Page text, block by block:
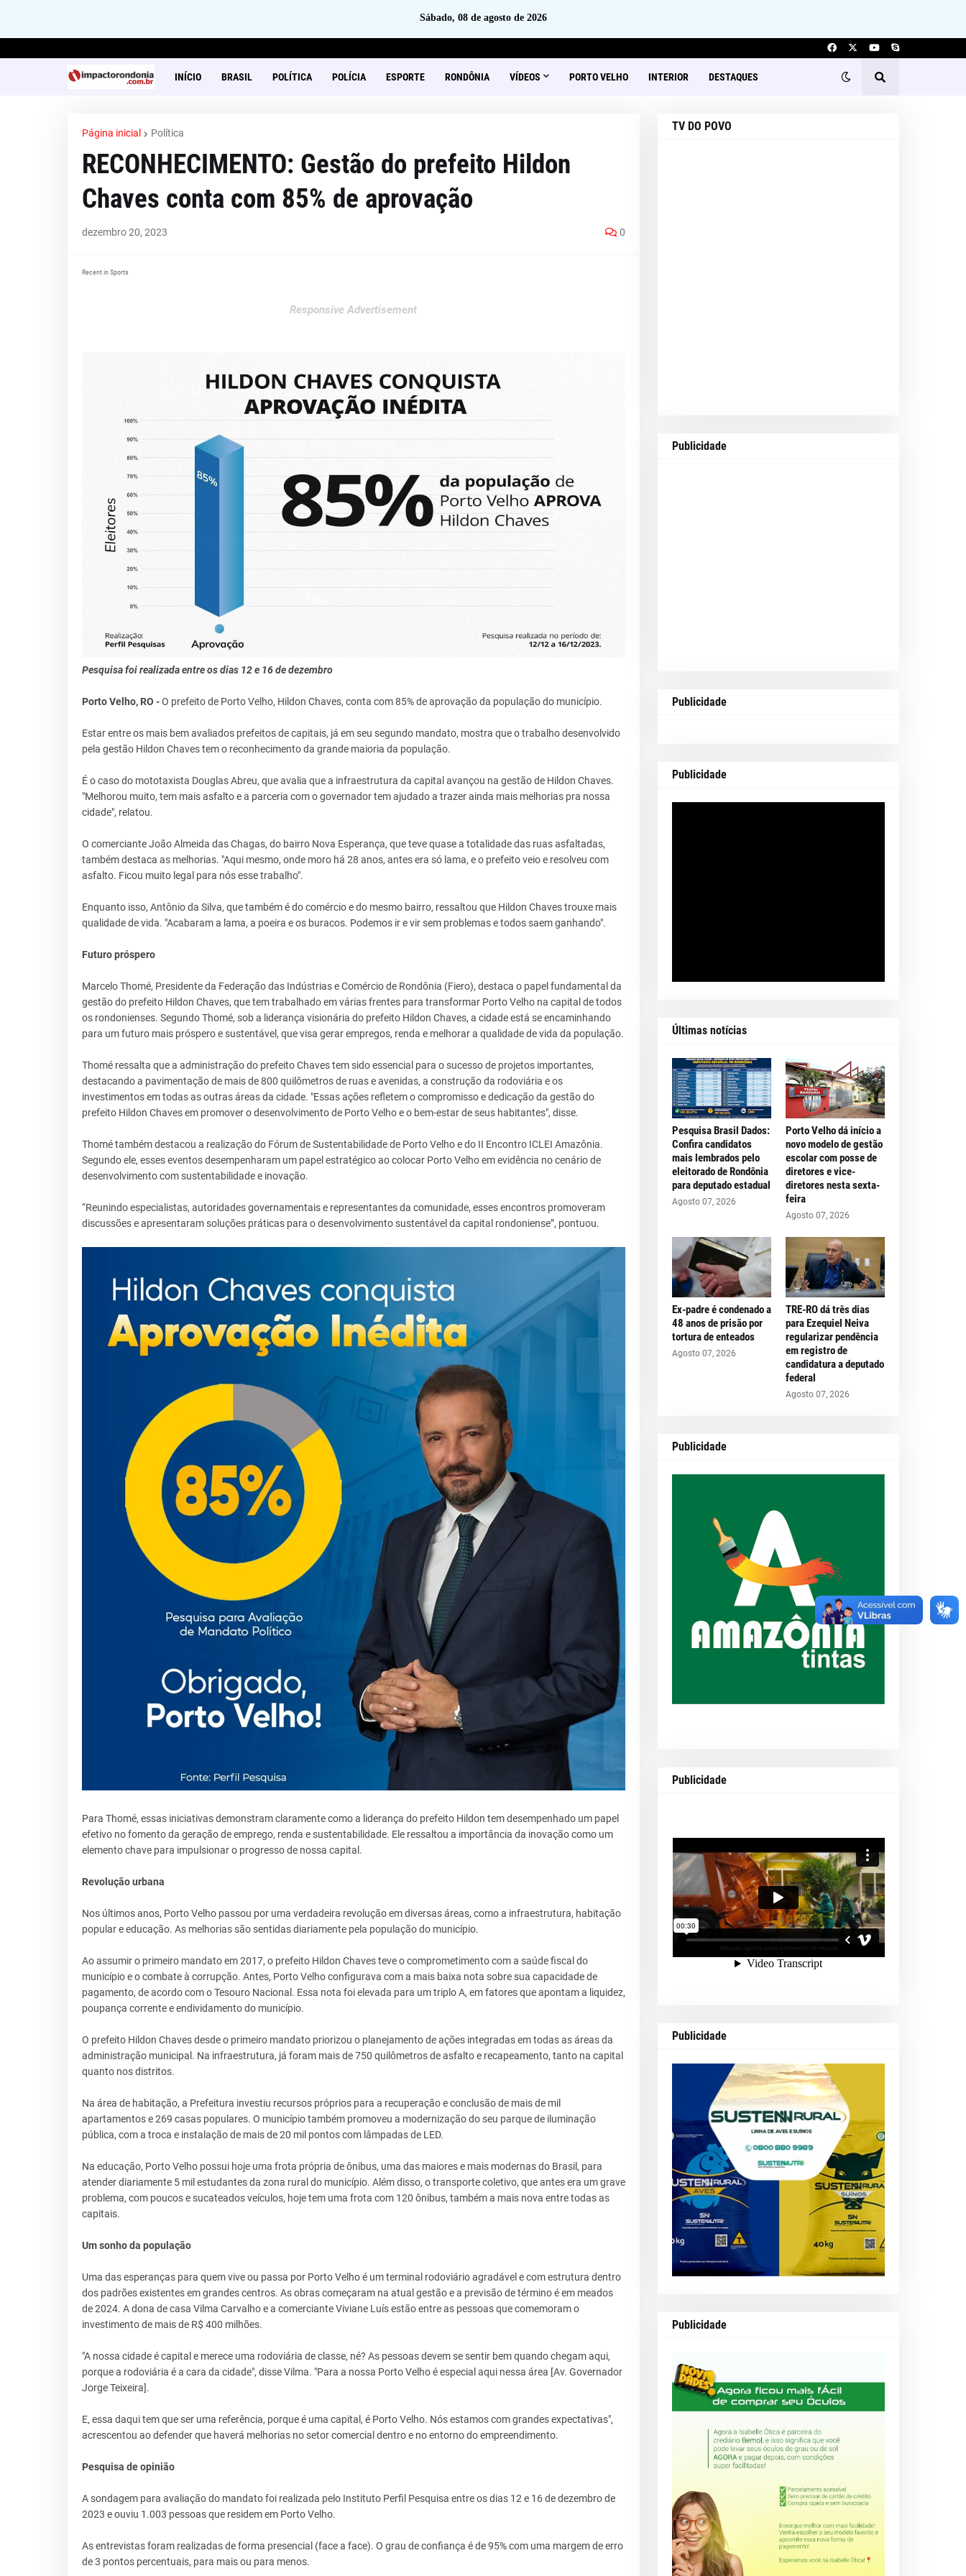
Sábado, 08 de agosto de 2026
INÍCIO BRASIL POLÍTICA POLÍCIA ESPORTE RONDÔNIA VÍDEOS PORTO VELHO INTERIOR DESTAQUES
Página inicial Política
RECONHECIMENTO: Gestão do prefeito Hildon
Chaves conta com 85% de aprovação
dezembro 20, 2023 0
Recent in Sports
Responsive Advertisement
Pesquisa foi realizada entre os dias 12 e 16 de dezembro
Porto Velho, RO -O prefeito de Porto Velho, Hildon Chaves, conta com 85% de aprovação da população do município.
Estar entre os mais bem avaliados prefeitos de capitais, já em seu segundo mandato, mostra que o trabalho desenvolvido
pela gestão Hildon Chaves tem o reconhecimento da grande maioria da população.
É o caso do mototaxista Douglas Abreu, que avalia que a infraestrutura da capital avançou na gestão de Hildon Chaves.
"Melhorou muito, tem mais asfalto e a parceria com o governador tem ajudado a trazer ainda mais melhorias pra nossa
cidade", relatou.
O comerciante João Almeida das Chagas, do bairro Nova Esperança, que teve quase a totalidade das ruas asfaltadas,
também destaca as melhorias. "Aqui mesmo, onde moro há 28 anos, antes era só lama, e o prefeito veio e resolveu com
asfalto. Ficou muito legal para nós esse trabalho".
Enquanto isso, Antônio da Silva, que também é do comércio e do mesmo bairro, ressaltou que Hildon Chaves trouxe mais
qualidade de vida. "Acabaram a lama, a poeira e os buracos. Podemos ir e vir sem problemas e todos saem ganhando".
Futuro próspero
Marcelo Thomé, Presidente da Federação das Indústrias e Comércio de Rondônia (Fiero), destaca o papel fundamental da
gestão do prefeito Hildon Chaves, que tem trabalhado em várias frentes para transformar Porto Velho na capital de todos
os rondonienses. Segundo Thomé, sob a liderança visionária do prefeito Hildon Chaves, a cidade está se encaminhando
para um futuro mais próspero e sustentável, que visa gerar empregos, renda e melhorar a qualidade de vida da população.
Thomé ressalta que a administração do prefeito Chaves tem sido essencial para o sucesso de projetos importantes,
destacando a pavimentação de mais de 800 quilômetros de ruas e avenidas, a construção da rodoviária e os
investimentos em todas as outras áreas da cidade. "Essas ações refletem o compromisso e dedicação da gestão do
prefeito Hildon Chaves em promover o desenvolvimento de Porto Velho e o bem-estar de seus habitantes", disse.
Thomé também destacou a realização do Fórum de Sustentabilidade de Porto Velho e do II Encontro ICLEI Amazônia.
Segundo ele, esses eventos desempenharam um papel estratégico ao colocar Porto Velho em evidência no cenário de
desenvolvimento com sustentabilidade e inovação.
“Reunindo especialistas, autoridades governamentais e representantes da comunidade, esses encontros promoveram
discussões e apresentaram soluções práticas para o desenvolvimento sustentável da capital rondoniense”, pontuou.
Para Thomé, essas iniciativas demonstram claramente como a liderança do prefeito Hildon tem desempenhado um papel
efetivo no fomento da geração de emprego, renda e sustentabilidade. Ele ressaltou a importância da inovação como um
elemento chave para impulsionar o progresso de nossa capital.
Revolução urbana
Nos últimos anos, Porto Velho passou por uma verdadeira revolução em diversas áreas, como a infraestrutura, habitação
popular e educação. As melhorias são sentidas diariamente pela população do município.
Ao assumir o primeiro mandato em 2017, o prefeito Hildon Chaves teve o comprometimento com a saúde fiscal do
município e o combate à corrupção. Antes, Porto Velho configurava com a mais baixa nota sobre sua capacidade de
pagamento, de acordo com o Tesouro Nacional. Essa nota foi elevada para um triplo A, em fatores que apontam a liquidez,
poupança corrente e endividamento do município.
O prefeito Hildon Chaves desde o primeiro mandato priorizou o planejamento de ações integradas em todas as áreas da
administração municipal. Na infraestrutura, já foram mais de 750 quilômetros de asfalto e recapeamento, tanto na capital
quanto nos distritos.
Na área de habitação, a Prefeitura investiu recursos próprios para a recuperação e conclusão de mais de mil
apartamentos e 269 casas populares. O município também promoveu a modernização do seu parque de iluminação
pública, com a troca e instalação de mais de 20 mil pontos com lâmpadas de LED.
Na educação, Porto Velho possui hoje uma frota própria de ônibus, uma das maiores e mais modernas do Brasil, para
atender diariamente 5 mil estudantes da zona rural do município. Além disso, o transporte coletivo, que antes era um grave
problema, com poucos e sucateados veículos, hoje tem uma frota com 120 ônibus, também a mais nova entre todas as
capitais.
Um sonho da população
Uma das esperanças para quem vive ou passa por Porto Velho é um terminal rodoviário agradável e com estrutura dentro
dos padrões existentes em grandes centros. As obras começaram na atual gestão e a previsão de término é em meados
de 2024. A dona de casa Vilma Carvalho e a comerciante Viviane Luís estão entre as pessoas que comemoram o
investimento de mais de R$ 400 milhões.
"A nossa cidade é capital e merece uma rodoviária de classe, né? As pessoas devem se sentir bem quando chegam aqui,
porque a rodoviária é a cara da cidade", disse Vilma. "Para a nossa Porto Velho é especial aqui nessa área [Av. Governador
Jorge Teixeira].
E, essa daqui tem que ser uma referência, porque é uma capital, é Porto Velho. Nós estamos com grandes expectativas",
acrescentou ao defender que haverá melhorias no setor comercial dentro e no entorno do empreendimento.
Pesquisa de opinião
A sondagem para avaliação do mandato foi realizada pelo Instituto Perfil Pesquisa entre os dias 12 e 16 de dezembro de
2023 e ouviu 1.003 pessoas que residem em Porto Velho.
As entrevistas foram realizadas de forma presencial (face a face). O grau de confiança é de 95% com uma margem de erro
de 3 pontos percentuais, para mais ou para menos.
TV DO POVO
Publicidade
Publicidade
Publicidade
Últimas notícias
Pesquisa Brasil Dados:
Confira candidatos
mais lembrados pelo
eleitorado de Rondônia
para deputado estadual
Agosto 07, 2026
Porto Velho dá início a
novo modelo de gestão
escolar com posse de
diretores e vice-
diretores nesta sexta-
feira
Agosto 07, 2026
Ex-padre é condenado a
48 anos de prisão por
tortura de enteados
Agosto 07, 2026
TRE-RO dá três dias
para Ezequiel Neiva
regularizar pendência
em registro de
candidatura a deputado
federal
Agosto 07, 2026
Publicidade
Publicidade
Publicidade
Publicidade